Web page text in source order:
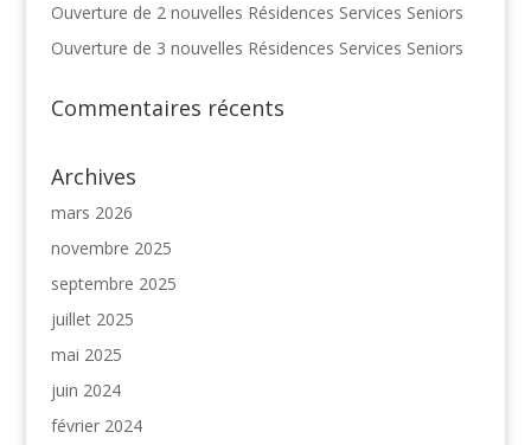
Ouverture de 2 nouvelles Résidences Services Seniors
Ouverture de 3 nouvelles Résidences Services Seniors
Commentaires récents
Archives
mars 2026
novembre 2025
septembre 2025
juillet 2025
mai 2025
juin 2024
février 2024